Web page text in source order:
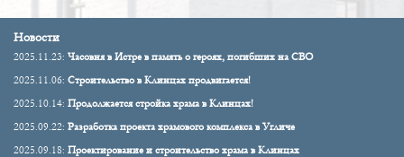
Новости
2025.11.23: Часовня в Истре в память о героях, погибших на СВО
2025.11.06: Строительство в Клинцах продвигается!
2025.10.14: Продолжается стройка храма в Клинцах!
2025.09.22: Разработка проекта храмового комплекса в Угличе
2025.09.18: Проектирование и строительство храма в Клинцах